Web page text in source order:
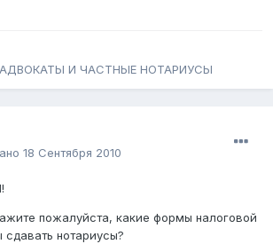
АДВОКАТЫ И ЧАСТНЫЕ НОТАРИУСЫ
18 Сентября 2010
пожалуйста, какие формы налоговой
сдавать нотариусы?